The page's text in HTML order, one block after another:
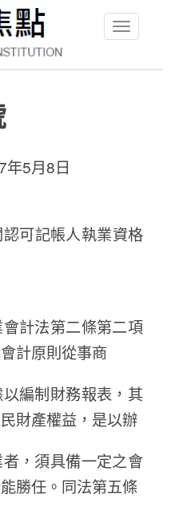
Toggle
年5月8日
可記帳人執業資格
計法第二條第二項
計原則從事商
編制財務報表，其
財產權益，是以辦
，須具備一定之會
勝任。同法第五條